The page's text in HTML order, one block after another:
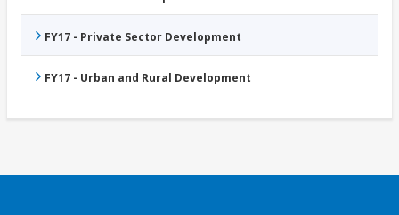
FY17 - Private Sector Development
FY17 - Urban and Rural Development